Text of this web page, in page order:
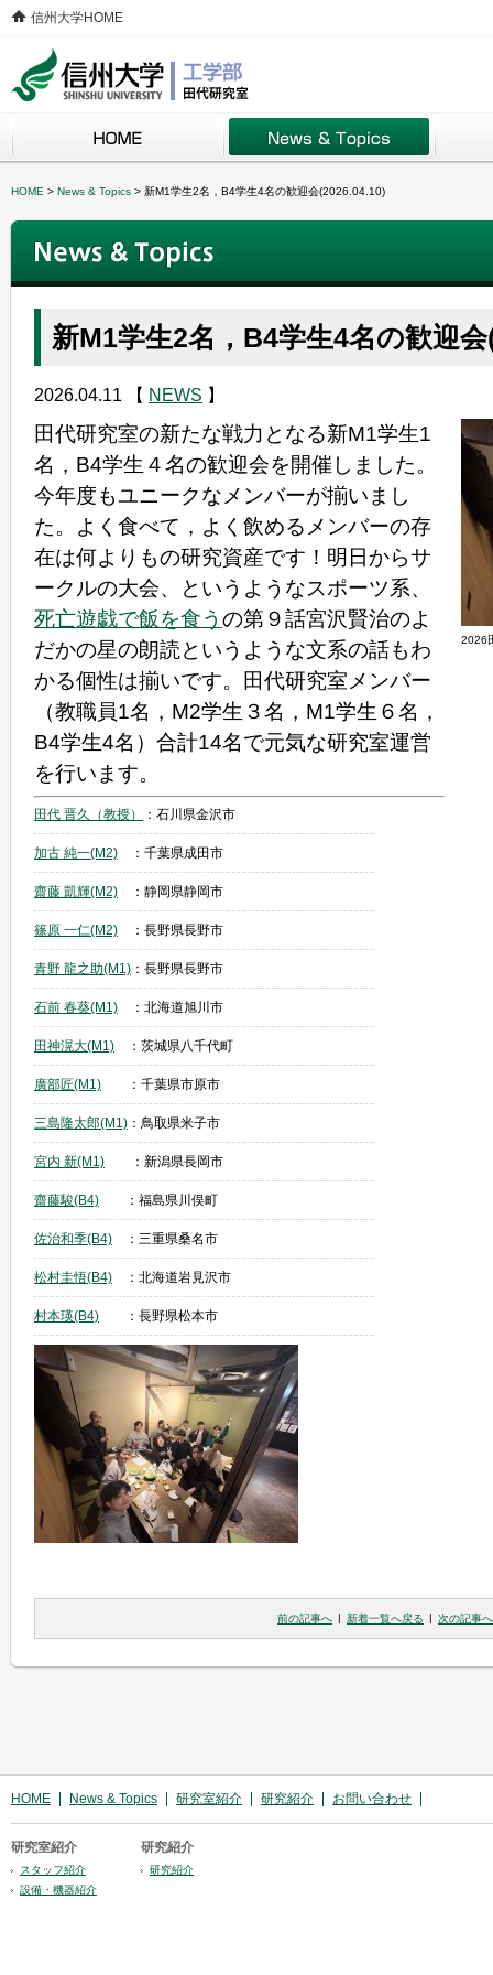
信州大学HOME
HOME > News & Topics > 新M1学生2名，B4学生4名の歓迎会(2026.04.10)
新M1学生2名，B4学生4名の歓迎
2026.04.11 【 NEWS 】
2026
田代研究室の新たな戦力となる新M1学生1
名，B4学生４名の歓迎会を開催しました。
今年度もユニークなメンバーが揃いまし
た。よく食べて，よく飲めるメンバーの存
在は何よりもの研究資産です！明日からサ
ークルの大会、というようなスポーツ系、
死亡遊戯で飯を食う の第９話宮沢賢治のよ
だかの星の朗読というような文系の話もわ
かる個性は揃いです。田代研究室メンバー
（教職員1名，M2学生３名，M1学生６名，
B4学生4名）合計14名で元気な研究室運営
を行います。
田代 晋久（教授） ：石川県金沢市
加古 純一(M2) ：千葉県成田市
齋藤 凱輝(M2) ：静岡県静岡市
篠原 一仁(M2) ：長野県長野市
青野 龍之助(M1) ：長野県長野市
石前 春葵(M1) ：北海道旭川市
田神滉大(M1) ：茨城県八千代町
廣部匠(M1) ：千葉県市原市
三島隆太郎(M1) ：鳥取県米子市
宮内 新(M1) ：新潟県長岡市
齋藤駿(B4) ：福島県川俣町
佐治和季(B4) ：三重県桑名市
松村圭悟(B4) ：北海道岩見沢市
村本瑛(B4) ：長野県松本市
前の記事へ | 新着一覧へ戻る | 次の記事へ
HOME News & Topics 研究室紹介 研究紹介 お問い合わせ
研究室紹介
スタッフ紹介
設備・機器紹介
研究紹介
研究紹介